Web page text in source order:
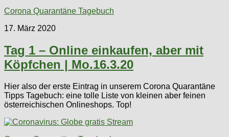
Corona Quarantäne Tagebuch
17. März 2020
Tag 1 – Online einkaufen, aber mit
Köpfchen | Mo.16.3.20
Hier also der erste Eintrag in unserem Corona Quarantäne
Tipps Tagebuch: eine tolle Liste von kleinen aber feinen
österreichischen Onlineshops. Top!